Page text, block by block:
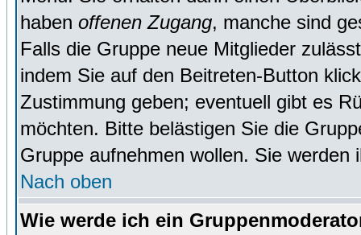
haben offenen Zugang, manche sind
Falls die Gruppe neue Mitglieder
indem Sie auf den Beitreten-Button
Zustimmung geben; eventuell gibt es
möchten. Bitte belästigen Sie die
Gruppe aufnehmen wollen. Sie werden
Nach oben
Wie werde ich ein